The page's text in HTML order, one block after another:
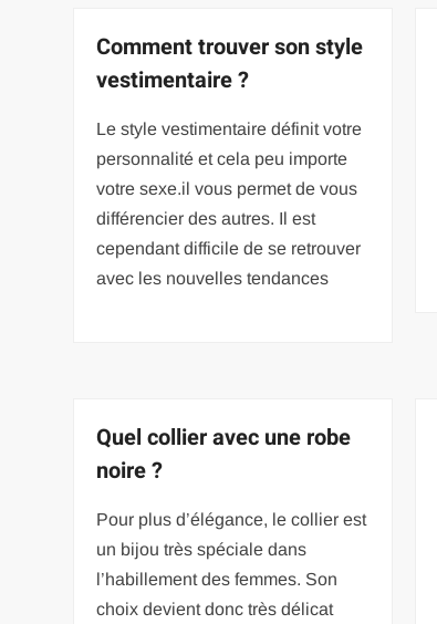
Comment trouver son style
vestimentaire ?
Le style vestimentaire définit votre
personnalité et cela peu importe
votre sexe.il vous permet de vous
différencier des autres. Il est
cependant difficile de se retrouver
avec les nouvelles tendances
Quel collier avec une robe
noire ?
Pour plus d’élégance, le collier est
un bijou très spéciale dans
l’habillement des femmes. Son
choix devient donc très délicat